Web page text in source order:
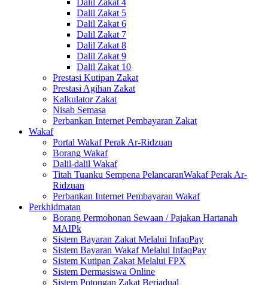
Dalil Zakat 5
Dalil Zakat 6
Dalil Zakat 7
Dalil Zakat 8
Dalil Zakat 9
Dalil Zakat 10
Prestasi Kutipan Zakat
Prestasi Agihan Zakat
Kalkulator Zakat
Nisab Semasa
Perbankan Internet Pembayaran Zakat
Wakaf
Portal Wakaf Perak Ar-Ridzuan
Borang Wakaf
Dalil-dalil Wakaf
Titah Tuanku Sempena PelancaranWakaf Perak Ar-
Ridzuan
Perbankan Internet Pembayaran Wakaf
Perkhidmatan
Borang Permohonan Sewaan / Pajakan Hartanah
MAIPk
Sistem Bayaran Zakat Melalui InfaqPay
Sistem Bayaran Wakaf Melalui InfaqPay
Sistem Kutipan Zakat Melalui FPX
Sistem Dermasiswa Online
Sistem Potongan Zakat Berjadual